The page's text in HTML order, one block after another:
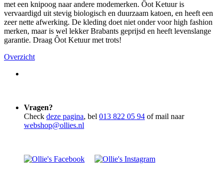
met een knipoog naar andere modemerken. Ôot Ketuur is
vervaardigd uit stevig biologisch en duurzaam katoen, en heeft een
zeer nette afwerking. De kleding doet niet onder voor high fashion
merken, maar is wel lekker Brabants geprijsd en heeft levenslange
garantie. Draag Ôot Ketuur met trots!
Overzicht
Vragen?
Check deze pagina, bel 013 822 05 94 of mail naar
webshop@ollies.nl